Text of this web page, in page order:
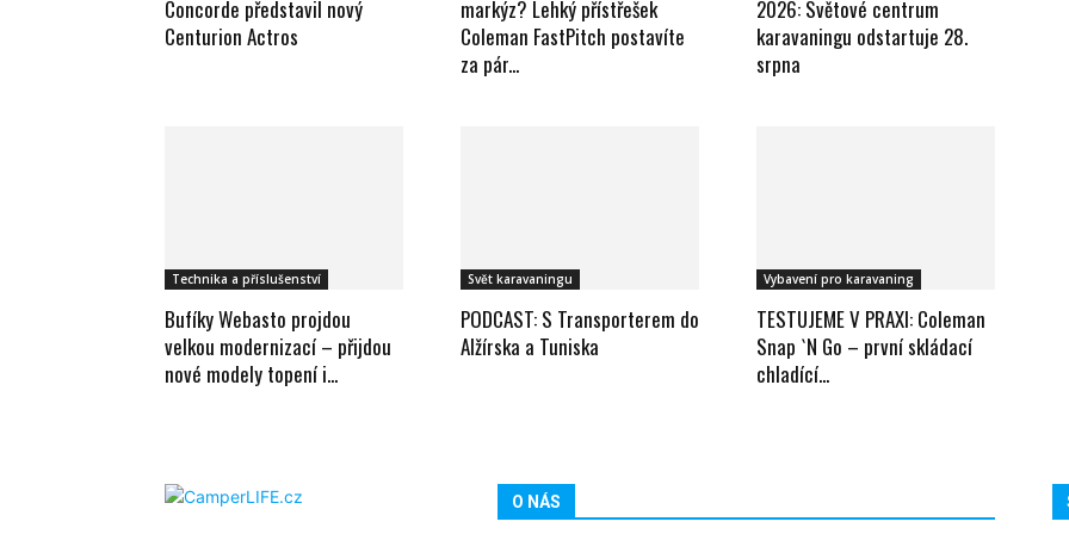
Concorde představil nový
Centurion Actros
markýz? Lehký přístřešek
Coleman FastPitch postavíte
za pár...
2026: Světové centrum
karavaningu odstartuje 28.
srpna
Technika a příslušenství
Bufíky Webasto projdou
velkou modernizací – přijdou
nové modely topení i...
Svět karavaningu
PODCAST: S Transporterem do
Alžírska a Tuniska
Vybavení pro karavaning
TESTUJEME V PRAXI: Coleman
Snap `N Go – první skládací
chladící...
O NÁS